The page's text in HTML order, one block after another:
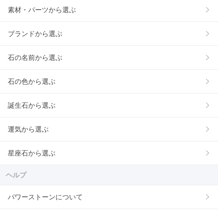
素材・パーツから選ぶ
ブランドから選ぶ
石の名前から選ぶ
石の色から選ぶ
誕生石から選ぶ
運気から選ぶ
星座石から選ぶ
ヘルプ
パワーストーンについて